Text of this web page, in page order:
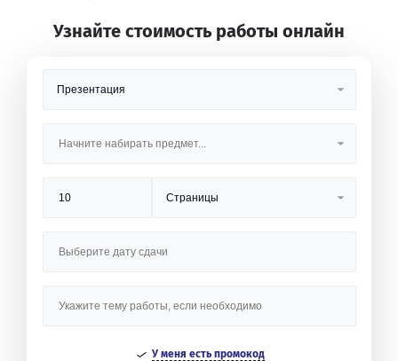
Узнайте стоимость работы онлайн
У меня есть промокод